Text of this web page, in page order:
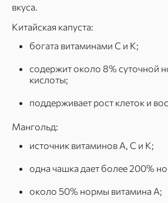
вкуса.
Китайская капуста:
богата витаминами C и K;
содержит около 8% суточной
кислоты;
поддерживает рост клеток и
Мангольд:
источник витаминов A, C и K;
одна чашка дает более 200%
около 50% нормы витамина A;